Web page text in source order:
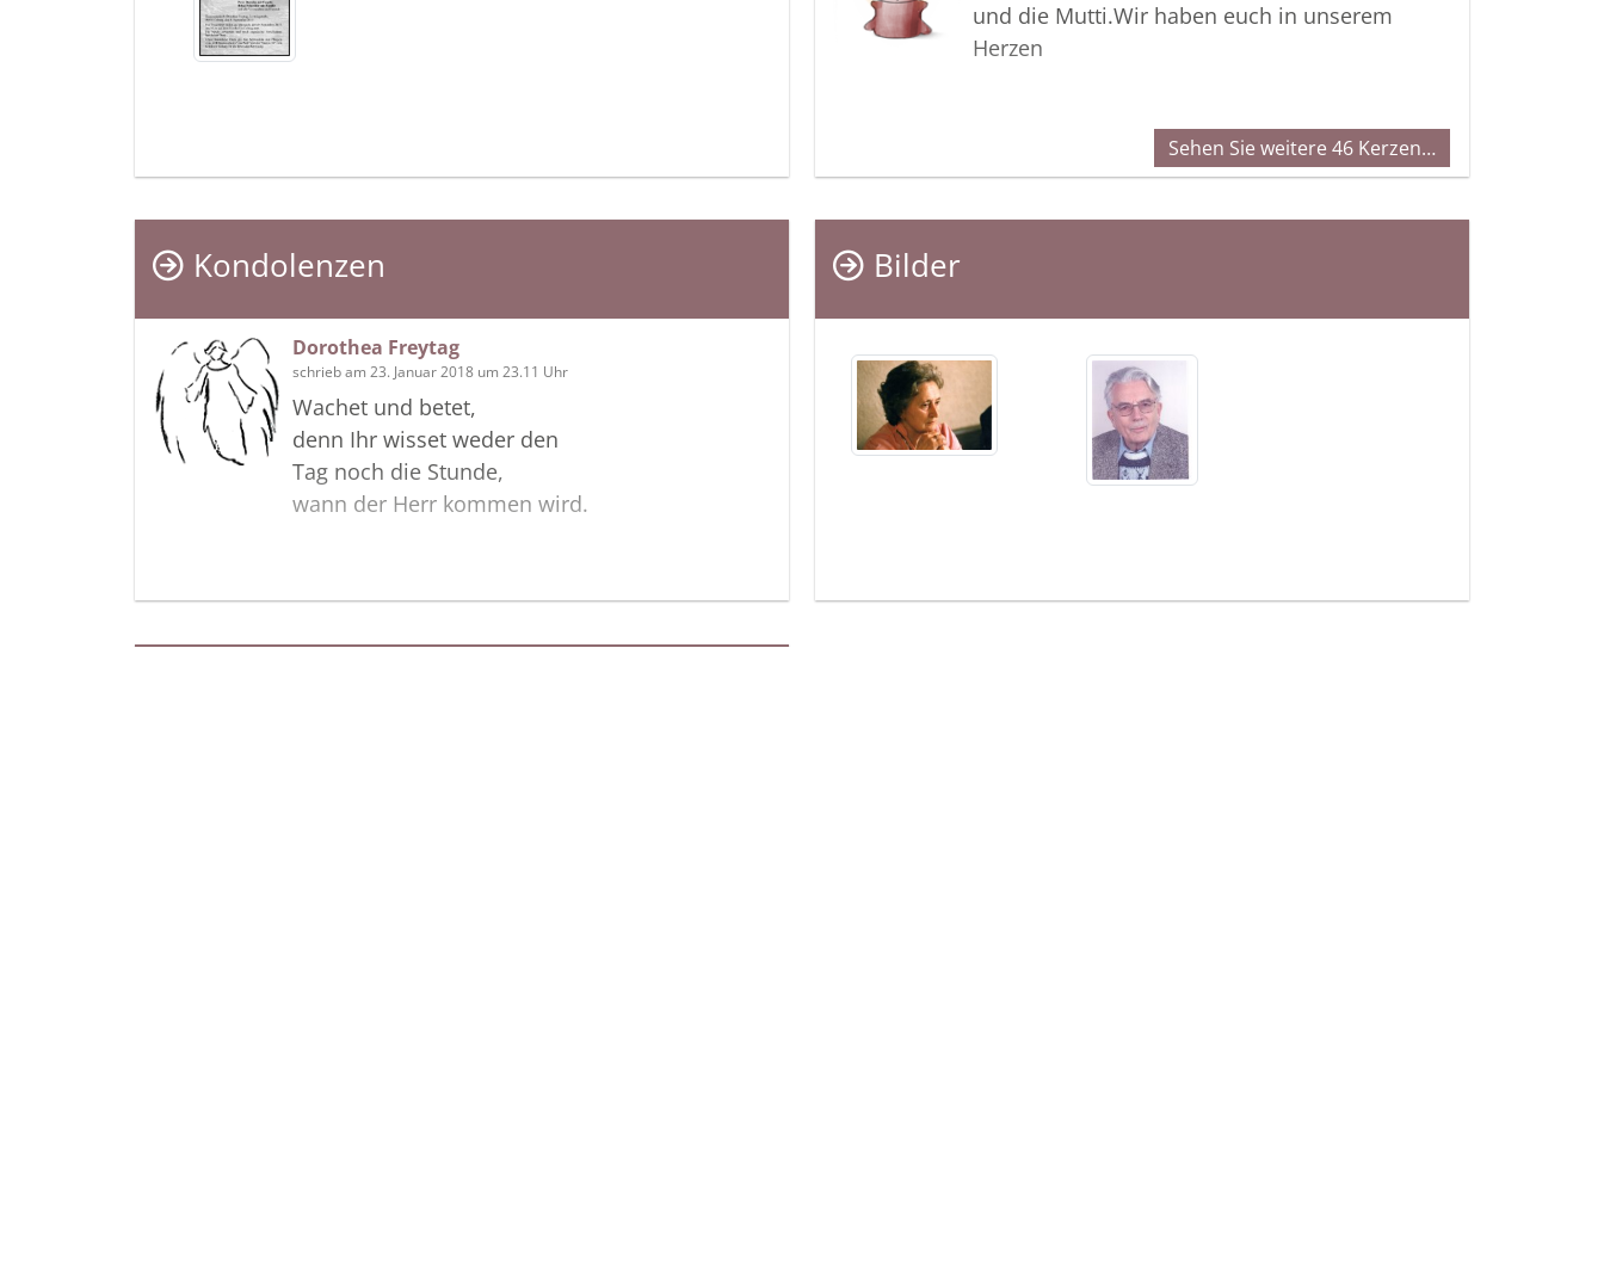
und die Mutti.Wir haben euch in unserem
Herzen
Sehen Sie weitere 46 Kerzen…
Kondolenzen
Dorothea Freytag
schrieb am 23. Januar 2018 um 23.11 Uhr
Wachet und betet,
denn Ihr wisset weder den
Tag noch die Stunde,
wann der Herr kommen wird.
Bilder